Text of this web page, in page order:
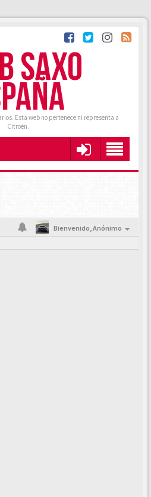
SAXO
Esta web no pertenece ni representa a
Citroën.
Bienvenido,Anónimo